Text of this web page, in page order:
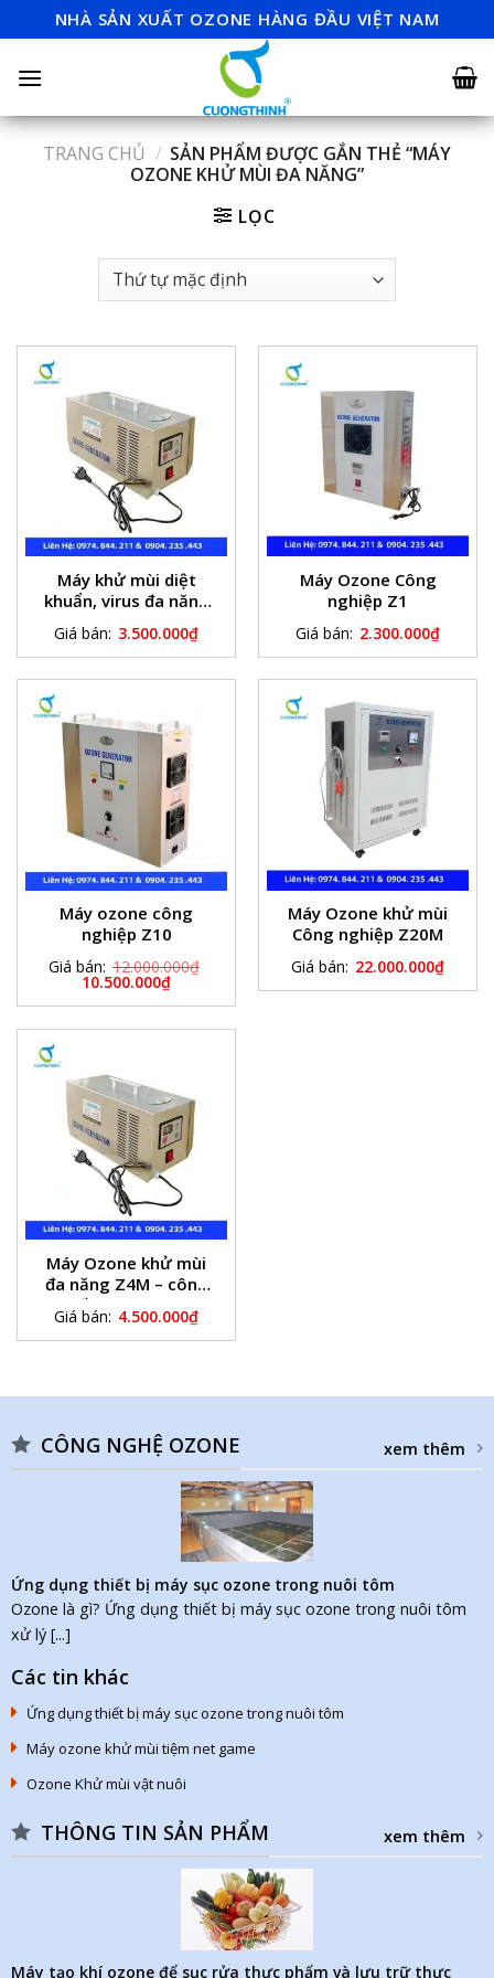
to
content
NHÀ SẢN XUẤT OZONE HÀNG ĐẦU VIỆT NAM
TRANG CHỦ / SẢN PHẨM ĐƯỢC GẮN THẺ “MÁY
OZONE KHỬ MÙI ĐA NĂNG”
LỌC
Máy khử mùi diệt
khuẩn, virus đa năng
Giá bán: 3.500.000₫
Máy Ozone Công
nghiệp Z1
Giá bán: 2.300.000₫
Máy ozone công
nghiệp Z10
Giá bán: 12.000.000₫
10.500.000₫
Máy Ozone khử mùi
Công nghiệp Z20M
Giá bán: 22.000.000₫
Máy Ozone khử mùi
đa năng Z4M – công
suất ozone 4g/h
Giá bán: 4.500.000₫
CÔNG NGHỆ OZONE xem thêm
Ứng dụng thiết bị máy sục ozone trong nuôi tôm
Ozone là gì? Ứng dụng thiết bị máy sục ozone trong nuôi tôm
xử lý [...]
Các tin khác
Ứng dụng thiết bị máy sục ozone trong nuôi tôm
Máy ozone khử mùi tiệm net game
Ozone Khử mùi vật nuôi
THÔNG TIN SẢN PHẨM xem thêm
Máy tạo khí ozone để sục rửa thực phẩm và lưu trữ thực